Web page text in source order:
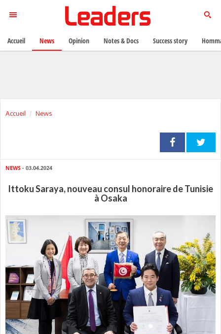
Accueil News
NEWS - 03.04.2024
Ittoku Saraya, nouveau consul honoraire de Tunisie
à Osaka
Accueil News Opinion Notes & Docs Success story